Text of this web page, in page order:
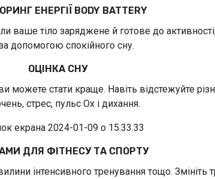
ЕНЕРГІЇ BODY BATTERY
ваше тіло заряджене й готове до
допомогою спокійного сну.
ОЦІНКА СНУ
можете стати краще. Навіть відстежуйте
стрес, пульс Ox і дихання.
ДЛЯ ФІТНЕСУ ТА СПОРТУ
інтенсивного тренування тощо.